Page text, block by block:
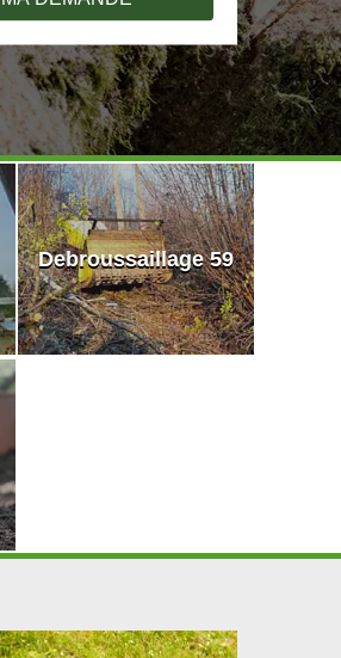
Debroussaillage 59